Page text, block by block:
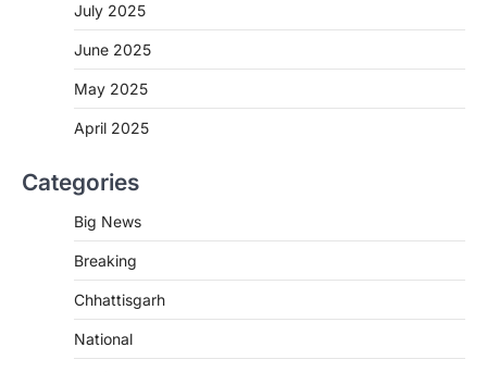
July 2025
June 2025
May 2025
April 2025
Categories
Big News
Breaking
Chhattisgarh
National
जशपुर जिले की 5 माह की मासूम…
CG: छिपली की दीदियों का कमाल, बकरी